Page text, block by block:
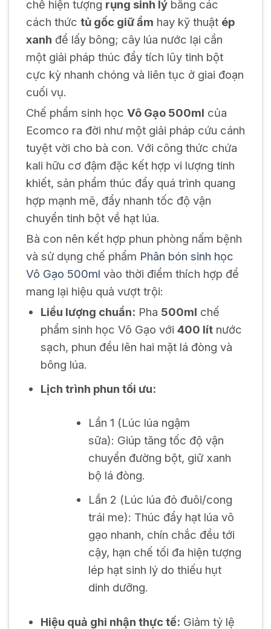
chế hiện tượng rụng sinh lýbằng các
cách thức tủ gốc giữ ẩm hay kỹ thuật ép
xanh để lấy bông; cây lúa nước lại cần
một giải pháp thúc đẩy tích lũy tinh bột
cực kỳ nhanh chóng và liên tục ở giai đoạn
cuối vụ.
Chế phẩm sinh học Vô Gạo 500ml của
Ecomco ra đời như một giải pháp cứu cánh
tuyệt vời cho bà con. Với công thức chứa
kali hữu cơ đậm đặc kết hợp vi lượng tinh
khiết, sản phẩm thúc đẩy quá trình quang
hợp mạnh mẽ, đẩy nhanh tốc độ vận
chuyển tinh bột về hạt lúa.
Bà con nên kết hợp phun phòng nấm bệnh
và sử dụng chế phẩm Phân bón sinh học
Vô Gạo 500ml vào thời điểm thích hợp để
mang lại hiệu quả vượt trội:
Liều lượng chuẩn: Pha 500ml chế
phẩm sinh học Vô Gạo với 400 lítnước
sạch, phun đều lên hai mặt lá đòng và
bông lúa.
Lịch trình phun tối ưu:
Lần 1 (Lúc lúa ngậm
sữa): Giúp tăng tốc độ vận
chuyển đường bột, giữ xanh
bộ lá đòng.
Lần 2 (Lúc lúa đỏ đuôi/cong
trái me): Thúc đẩy hạt lúa vô
gạo nhanh, chín chắc đều tới
cậy, hạn chế tối đa hiện tượng
lép hạt sinh lý do thiếu hụt
dinh dưỡng.
Hiệu quả ghi nhận thực tế: Giảm tỷ lệ